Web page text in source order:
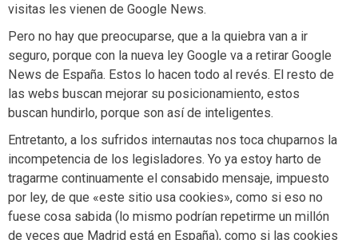
visitas les vienen de Google News.
Pero no hay que preocuparse, que a la quiebra van a ir
seguro, porque con la nueva ley Google va a retirar Google
News de España. Estos lo hacen todo al revés. El resto de
las webs buscan mejorar su posicionamiento, estos
buscan hundirlo, porque son así de inteligentes.
Entretanto, a los sufridos internautas nos toca chuparnos la
incompetencia de los legisladores. Yo ya estoy harto de
tragarme continuamente el consabido mensaje, impuesto
por ley, de que «este sitio usa cookies», como si eso no
fuese cosa sabida (lo mismo podrían repetirme un millón
de veces que Madrid está en España), como si las cookies